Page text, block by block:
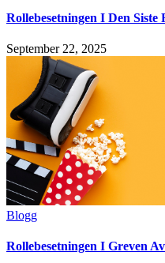
Rollebesetningen I Den Siste
September 22, 2025
Blogg
Rollebesetningen I Greven